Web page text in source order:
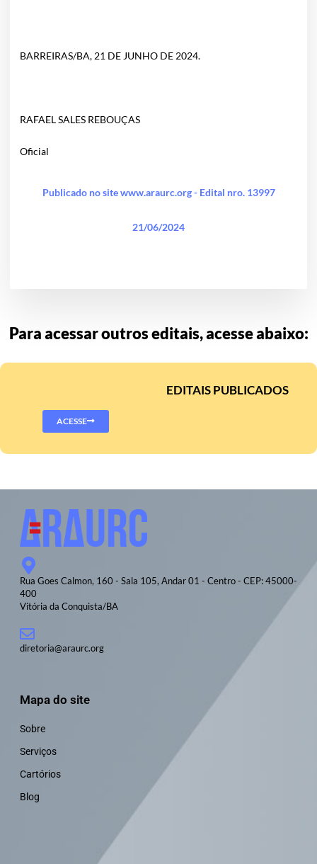
BARREIRAS/BA, 21 DE JUNHO DE 2024.
RAFAEL SALES REBOUÇAS
Oficial
Publicado no site www.araurc.org - Edital nro. 13997
21/06/2024
Para acessar outros editais, acesse abaixo:
EDITAIS PUBLICADOS
ACESSE
Rua Goes Calmon, 160 - Sala 105, Andar 01 - Centro - CEP: 45000-
400
Vitória da Conquista/BA
diretoria@araurc.org
Mapa do site
Sobre
Serviços
Cartórios
Blog